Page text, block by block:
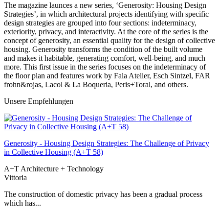
The magazine launces a new series, ‘Generosity: Housing Design
Strategies’, in which architectural projects identifying with specific
design strategies are grouped into four sections: indeterminacy,
exteriority, privacy, and interactivity. At the core of the series is the
concept of generosity, an essential quality for the design of collective
housing. Generosity transforms the condition of the built volume
and makes it habitable, generating comfort, well-being, and much
more. This first issue in the series focuses on the indeterminacy of
the floor plan and features work by Fala Atelier, Esch Sintzel, FAR
frohn&rojas, Lacol & La Boqueria, Peris+Toral, and others.
Unsere Empfehlungen
Generosity - Housing Design Strategies: The Challenge of Privacy
in Collective Housing (A+T 58)
A+T Architecture + Technology
Vittoria
The construction of domestic privacy has been a gradual process
which has...